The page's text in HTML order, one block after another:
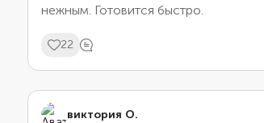
нежным. Готовится быстро.
22
виктория О.